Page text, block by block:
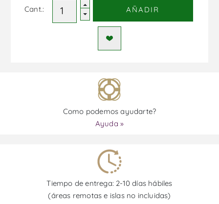
Cant.: AÑADIR
Como podemos ayudarte?
Ayuda »
Tiempo de entrega: 2-10 días hábiles
(áreas remotas e islas no incluidas)